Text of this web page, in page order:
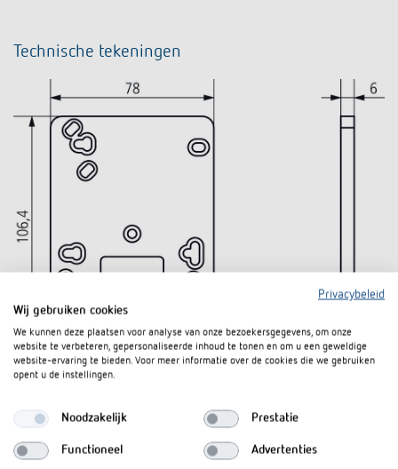
Technische tekeningen
Infosheet Adapterplaat LUNA star (291,5 kB)
Privacybeleid
Wij gebruiken cookies
We kunnen deze plaatsen voor analyse van onze bezoekersgegevens, om onze
website te verbeteren, gepersonaliseerde inhoud te tonen en om u een geweldige
website-ervaring te bieden. Voor meer informatie over de cookies die we gebruiken
opent u de instellingen.
Noodzakelijk Prestatie
Functioneel Advertenties